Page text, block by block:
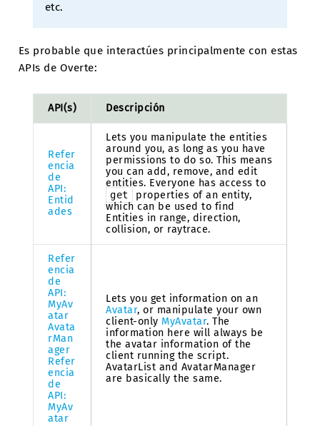
etc.
Es probable que interactúes principalmente con estas
APIs de Overte:
API(s) Descripción
Refer
encia
de
API:
Entid
ades
Lets you manipulate the entities
around you, as long as you have
permissions to do so. This means
you can add, remove, and edit
entities. Everyone has access to
get
properties of an entity,
which can be used to find
Entities in range, direction,
collision, or raytrace.
Refer
encia
de
API:
MyAv
atar
Avata
rMan
ager
Refer
encia
de
API:
MyAv
atar
Lets you get information on an
Avatar, or manipulate your own
client-only MyAvatar. The
information here will always be
the avatar information of the
client running the script.
AvatarList and AvatarManager
are basically the same.